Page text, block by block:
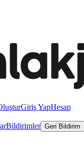
Giriş YapHesap
Bildirimler Geri Bildirim